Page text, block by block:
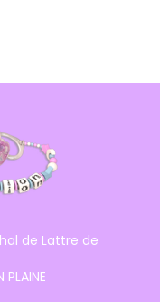
de Lattre de
PLAINE